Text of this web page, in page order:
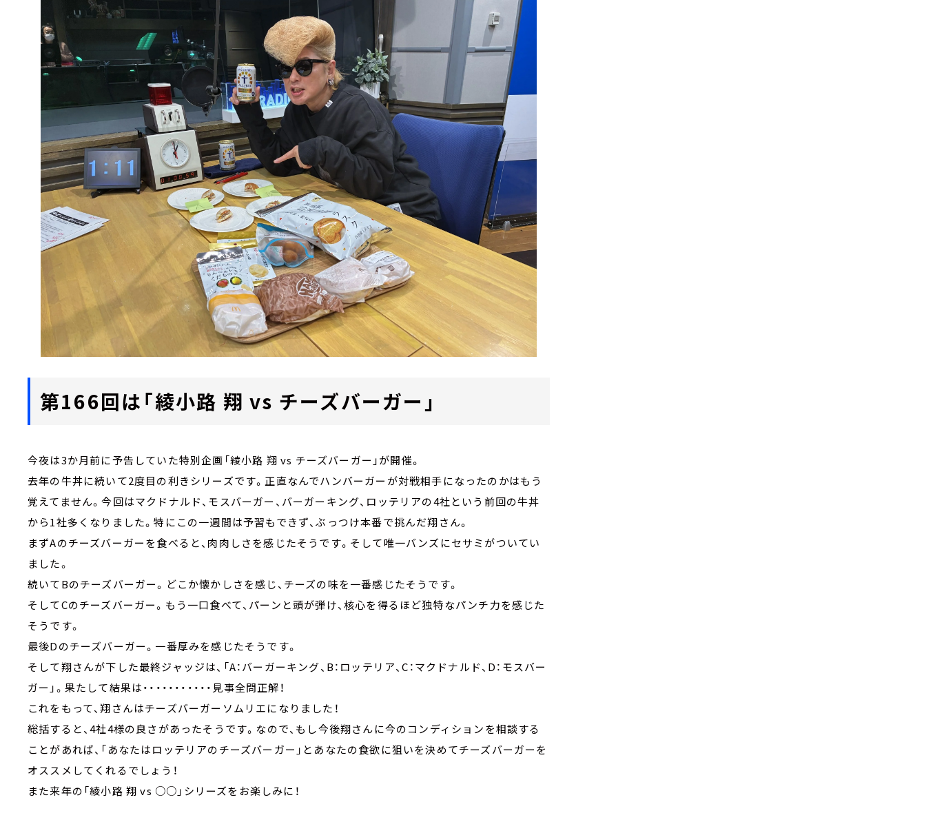
第166回は「綾小路 翔 vs チーズバーガー」
今夜は3か月前に予告していた特別企画「綾小路 翔 vs チーズバーガー」が開催。
去年の牛丼に続いて2度目の利きシリーズです。正直なんでハンバーガーが対戦相手になったのかはもう
覚えてません。今回はマクドナルド、モスバーガー、バーガーキング、ロッテリアの4社という前回の牛丼
から1社多くなりました。特にこの一週間は予習もできず、ぶっつけ本番で挑んだ翔さん。
まずAのチーズバーガーを食べると、肉肉しさを感じたそうです。そして唯一バンズにセサミがついてい
ました。
続いてBのチーズバーガー。どこか懐かしさを感じ、チーズの味を一番感じたそうです。
そしてCのチーズバーガー。もう一口食べて、パーンと頭が弾け、核心を得るほど独特なパンチ力を感じた
そうです。
最後Dのチーズバーガー。一番厚みを感じたそうです。
そして翔さんが下した最終ジャッジは、「A：バーガーキング、B：ロッテリア、C：マクドナルド、D：モスバー
ガー」。果たして結果は・・・・・・・・・・・見事全問正解！
これをもって、翔さんはチーズバーガーソムリエになりました！
総括すると、4社4様の良さがあったそうです。なので、もし今後翔さんに今のコンディションを相談する
ことがあれば、「あなたはロッテリアのチーズバーガー」とあなたの食欲に狙いを決めてチーズバーガーを
オススメしてくれるでしょう！
また来年の「綾小路 翔 vs ○○」シリーズをお楽しみに！